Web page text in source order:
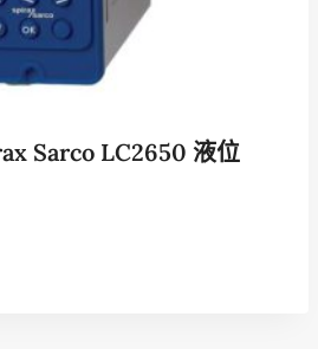
Sarco LC2650 液位